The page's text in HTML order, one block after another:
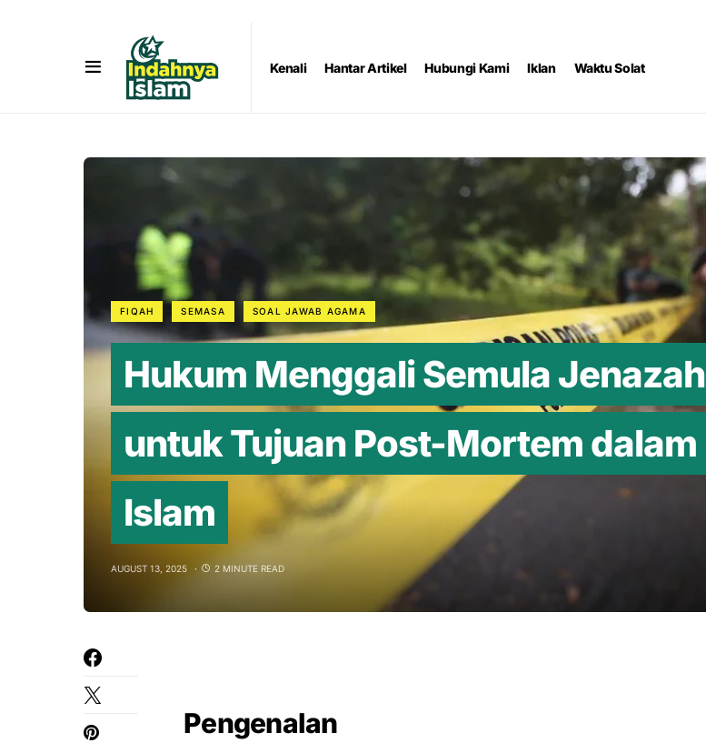
Kenali Hantar Artikel Hubungi Kami Iklan Waktu Solat
FIQAH SEMASA SOAL JAWAB AGAMA
Hukum Menggali Semula Jenazah
untuk Tujuan Post-Mortem dalam
Islam
AUGUST 13, 2025 2 MINUTE READ
Pengenalan